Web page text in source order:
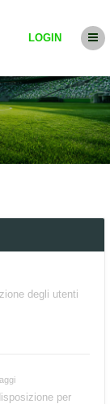
LOGIN
degli utenti
per